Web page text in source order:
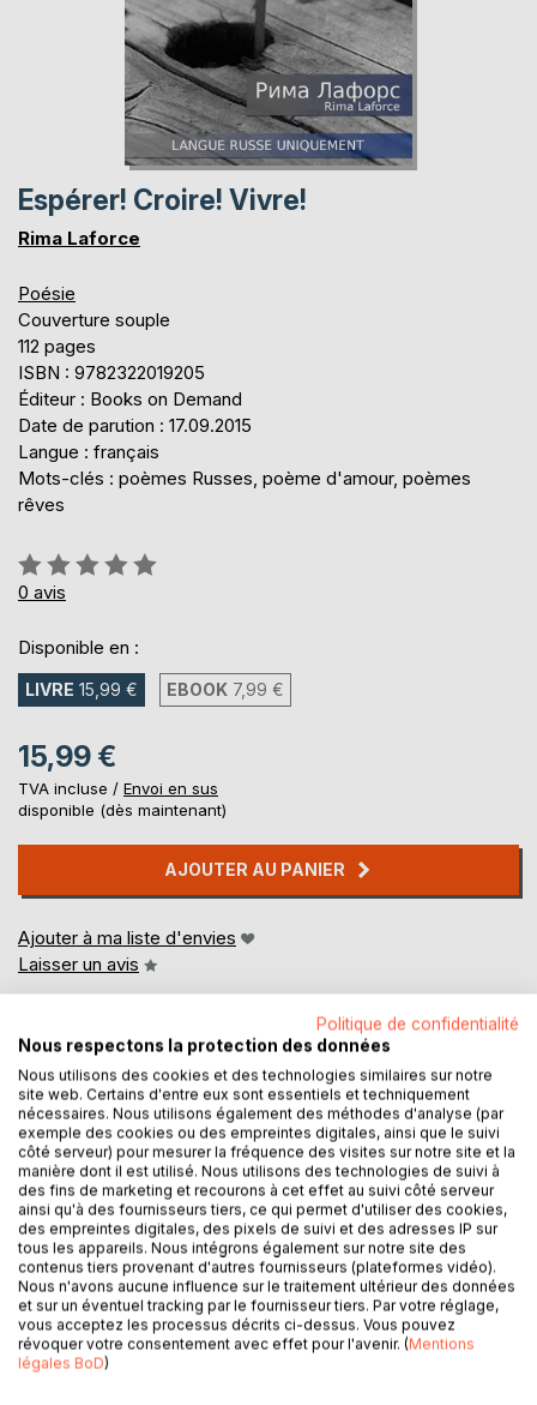
Espérer! Croire! Vivre!
Rima Laforce
Poésie
Couverture souple
112 pages
ISBN : 9782322019205
Éditeur : Books on Demand
Date de parution : 17.09.2015
Langue : français
Mots-clés : poèmes Russes, poème d'amour, poèmes
rêves
Évaluation:
0%
0 avis
Disponible en :
LIVRE 15,99 € EBOOK 7,99 €
15,99 €
TVA incluse / Envoi en sus
disponible (dès maintenant)
AJOUTER AU PANIER
Ajouter à ma liste d'envies
Laisser un avis
DESCRIPTION
Découvrez le neuvième livre de poèmes Russes de
l'auteure Rima Laforce ! Tout comme les huit premiers
ouvrages, l'auteure écrit ses poèmes avec une grande
passion afin de les partager avec vous.
Vous êtes invité dans le grand voyage de la vie où vous
ressentirez les pensées de l'auteure au travers ses
cinquante et un nouveaux poèmes.
Politique de confidentialité
Nous respectons la protection des données
Nous utilisons des cookies et des technologies similaires sur notre
site web. Certains d'entre eux sont essentiels et techniquement
nécessaires. Nous utilisons également des méthodes d'analyse (par
exemple des cookies ou des empreintes digitales, ainsi que le suivi
côté serveur) pour mesurer la fréquence des visites sur notre site et la
manière dont il est utilisé. Nous utilisons des technologies de suivi à
des fins de marketing et recourons à cet effet au suivi côté serveur
ainsi qu'à des fournisseurs tiers, ce qui permet d'utiliser des cookies,
des empreintes digitales, des pixels de suivi et des adresses IP sur
tous les appareils. Nous intégrons également sur notre site des
contenus tiers provenant d'autres fournisseurs (plateformes vidéo).
Nous n'avons aucune influence sur le traitement ultérieur des données
et sur un éventuel tracking par le fournisseur tiers. Par votre réglage,
vous acceptez les processus décrits ci-dessus. Vous pouvez
révoquer votre consentement avec effet pour l'avenir. (Mentions
légales BoD)